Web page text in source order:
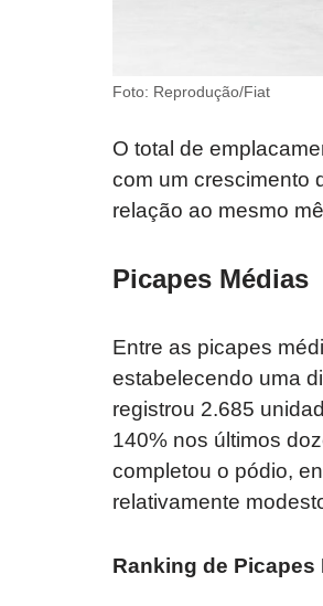
Foto: Reprodução/Fiat
O total de
com um crescimento
relação ao mesmo
Picapes Médias
Entre as picapes
estabelecendo uma
registrou 2.685
140% nos últimos
completou o pódio,
relativamente
Ranking de Picapes